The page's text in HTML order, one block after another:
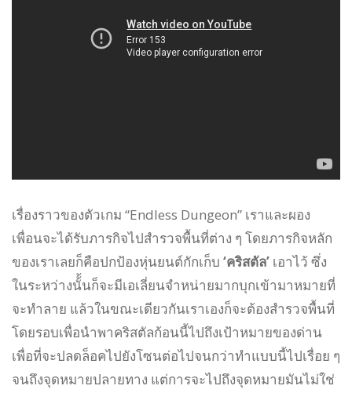
เรื่องราวของตัวเกม “Endless Dungeon” เราและผอง
เพื่อนจะได้รับภารกิจไปสำรวจพื้นที่ต่าง ๆ โดยภารกิจหลัก
ของเราเลยก็คือปกป้องหุ่นยนต์กักเก็บ ‘คริสตัล’ เอาไว้ ซึ่ง
ในระหว่างนั้้นก็จะมีเอเลี่ยนจำหน่ายมากบุกเข้ามาหมายที่
จะทำลาย แล้วในขณะเดียวกันเราเองก็จะต้องสำรวจพื้นที่
โดยรอบเพื่อนำพาคริสตัลก้อนนี้ไปถึงเป้าหมายของด่าน
เพื่อที่จะปลดล็อคไปยังโซนต่อไปจนกว่าทำแบบนี้ไปเรื่อย ๆ
จนถึงจุดหมายปลายทาง แต่การจะไปถึงจุดหมายมันไม่ใช่